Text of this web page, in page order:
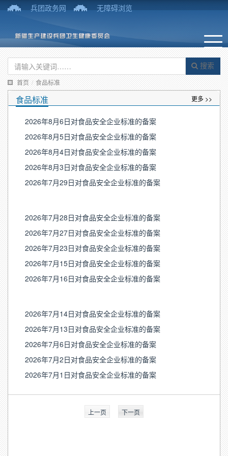
兵团政务网 无障碍浏览
搜索
首页 / 食品标准
食品标准 更多 >>
2026年8月6日对食品安全企业标准的备案
2026年8月5日对食品安全企业标准的备案
2026年8月4日对食品安全企业标准的备案
2026年8月3日对食品安全企业标准的备案
2026年7月29日对食品安全企业标准的备案
2026年7月28日对食品安全企业标准的备案
2026年7月27日对食品安全企业标准的备案
2026年7月23日对食品安全企业标准的备案
2026年7月15日对食品安全企业标准的备案
2026年7月16日对食品安全企业标准的备案
2026年7月14日对食品安全企业标准的备案
2026年7月13日对食品安全企业标准的备案
2026年7月6日对食品安全企业标准的备案
2026年7月2日对食品安全企业标准的备案
2026年7月1日对食品安全企业标准的备案
上一页 下一页